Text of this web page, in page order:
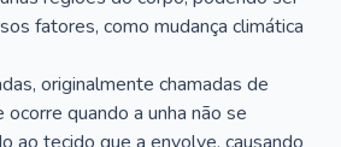
fatores, como mudança climática
originalmente chamadas de
quando a unha não se